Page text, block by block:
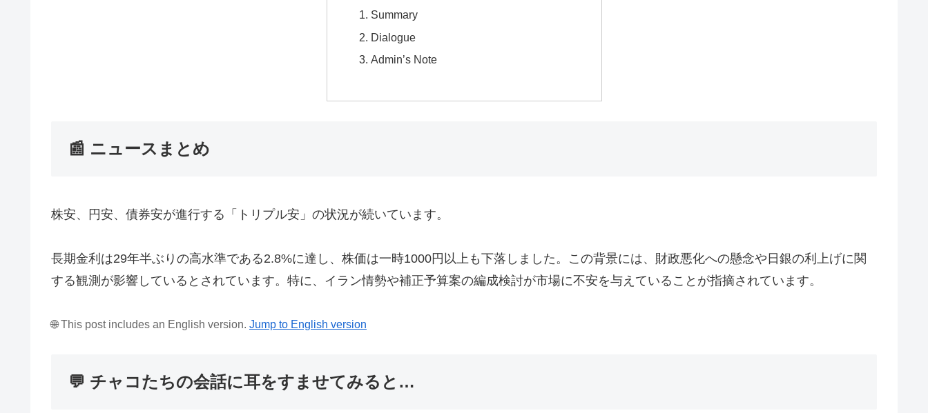
Summary
Dialogue
Admin’s Note
📰 ニュースまとめ
株安、円安、債券安が進行する「トリプル安」の状況が続いています。
長期金利は29年半ぶりの高水準である2.8%に達し、株価は一時1000円以上も下落しました。この背景には、財政悪化への懸念や日銀の利上げに関
する観測が影響しているとされています。特に、イラン情勢や補正予算案の編成検討が市場に不安を与えていることが指摘されています。
🌐 This post includes an English version. Jump to English version
💬 チャコたちの会話に耳をすませてみると…